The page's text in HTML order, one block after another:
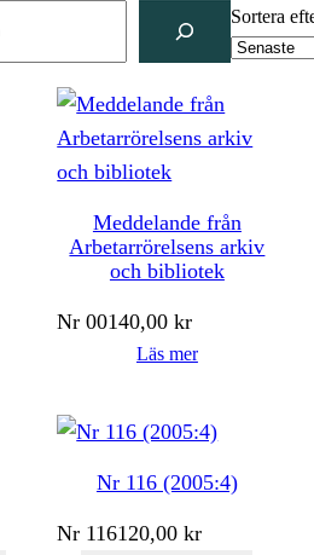
Sortera
Meddelande från
Arbetarrörelsens arkiv
och bibliotek
Nr 00140,00kr
Läs mer
Nr 116 (2005:4)
Nr 116120,00kr